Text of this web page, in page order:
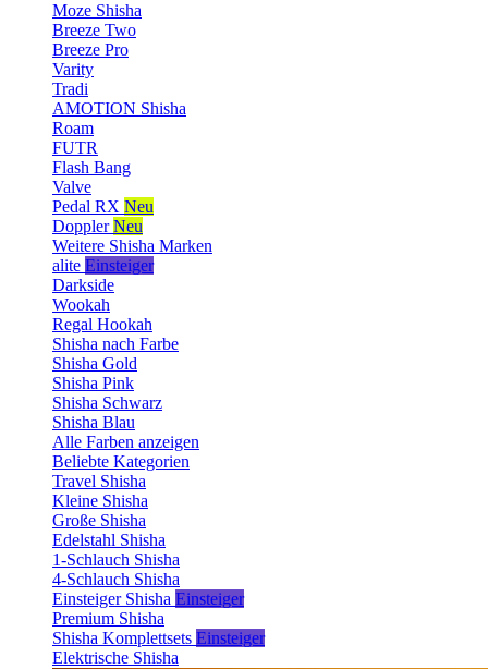
Moze Shisha
Breeze Two
Breeze Pro
Varity
Tradi
AMOTION Shisha
Roam
FUTR
Flash Bang
Valve
Pedal RX Neu
Doppler Neu
Weitere Shisha Marken
alite Einsteiger
Darkside
Wookah
Regal Hookah
Shisha nach Farbe
Shisha Gold
Shisha Pink
Shisha Schwarz
Shisha Blau
Alle Farben anzeigen
Beliebte Kategorien
Travel Shisha
Kleine Shisha
Große Shisha
Edelstahl Shisha
1-Schlauch Shisha
4-Schlauch Shisha
Einsteiger Shisha Einsteiger
Premium Shisha
Shisha Komplettsets Einsteiger
Elektrische Shisha